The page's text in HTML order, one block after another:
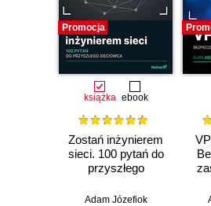
Promocja
książka ebook
Zostań inżynierem
sieci. 100 pytań do
przyszłego
Adam Józefiok